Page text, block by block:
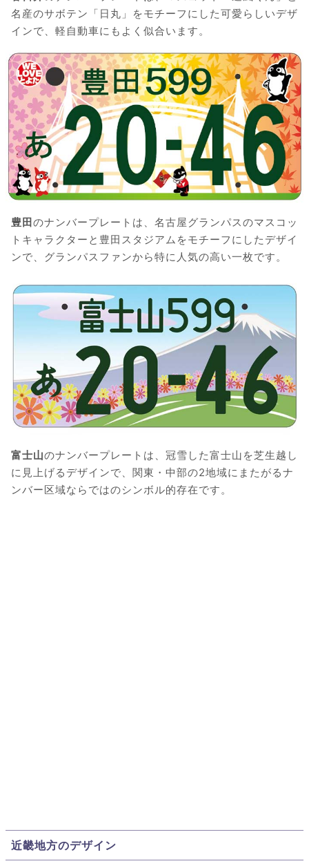
名産のサボテン「日丸」をモチーフにした可愛らしいデザ
インで、軽自動車にもよく似合います。
豊田のナンバープレートは、名古屋グランパスのマスコッ
トキャラクターと豊田スタジアムをモチーフにしたデザイ
ンで、グランパスファンから特に人気の高い一枚です。
富士山のナンバープレートは、冠雪した富士山を芝生越し
に見上げるデザインで、関東・中部の2地域にまたがるナ
ンバー区域ならではのシンボル的存在です。
近畿地方のデザイン